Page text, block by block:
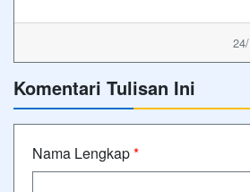
Komentari Tulisan Ini
Nama Lengkap*